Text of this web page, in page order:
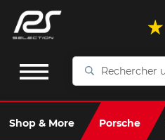
Rechercher
produit...
Shop & More Porsche